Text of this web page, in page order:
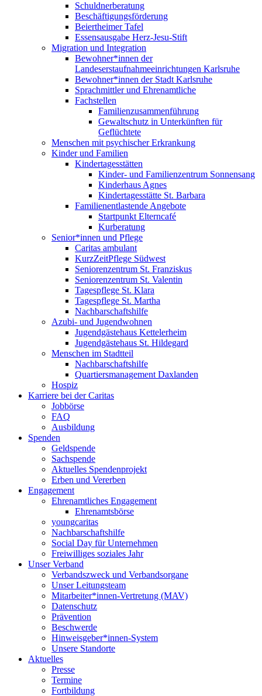
Schuldnerberatung
Beschäftigungsförderung
Beiertheimer Tafel
Essensausgabe Herz-Jesu-Stift
Migration und Integration
Bewohner*innen der
Landeserstaufnahmeeinrichtungen Karlsruhe
Bewohner*innen der Stadt Karlsruhe
Sprachmittler und Ehrenamtliche
Fachstellen
Familienzusammenführung
Gewaltschutz in Unterkünften für
Geflüchtete
Menschen mit psychischer Erkrankung
Kinder und Familien
Kindertagesstätten
Kinder- und Familienzentrum Sonnensang
Kinderhaus Agnes
Kindertagesstätte St. Barbara
Familienentlastende Angebote
Startpunkt Elterncafé
Kurberatung
Senior*innen und Pflege
Caritas ambulant
KurzZeitPflege Südwest
Seniorenzentrum St. Franziskus
Seniorenzentrum St. Valentin
Tagespflege St. Klara
Tagespflege St. Martha
Nachbarschaftshilfe
Azubi- und Jugendwohnen
Jugendgästehaus Kettelerheim
Jugendgästehaus St. Hildegard
Menschen im Stadtteil
Nachbarschaftshilfe
Quartiersmanagement Daxlanden
Hospiz
Karriere bei der Caritas
Jobbörse
FAQ
Ausbildung
Spenden
Geldspende
Sachspende
Aktuelles Spendenprojekt
Erben und Vererben
Engagement
Ehrenamtliches Engagement
Ehrenamtsbörse
youngcaritas
Nachbarschaftshilfe
Social Day für Unternehmen
Freiwilliges soziales Jahr
Unser Verband
Verbandszweck und Verbandsorgane
Unser Leitungsteam
Mitarbeiter*innen-Vertretung (MAV)
Datenschutz
Prävention
Beschwerde
Hinweisgeber*innen-System
Unsere Standorte
Aktuelles
Presse
Termine
Fortbildung